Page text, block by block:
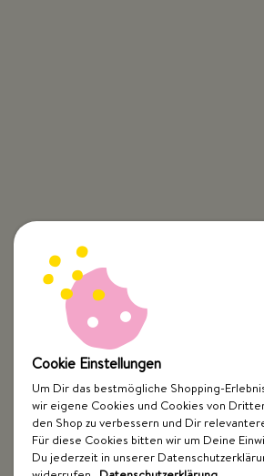
Cookie Einstellungen
Um Dir das bestmögliche Shopping-
wir eigene Cookies und Cookies von
den Shop zu verbessern und Dir
Für diese Cookies bitten wir um Deine
Du jederzeit in unserer